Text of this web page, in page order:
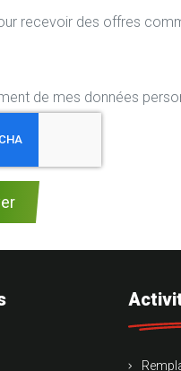
centre Rapid Pare-Brise pour recevoir des
de mes données